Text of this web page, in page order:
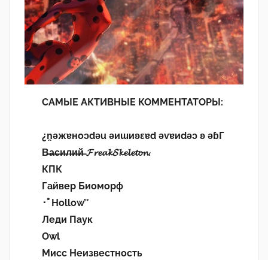
САМЫЕ АКТИВНЫЕ КОММЕНТАТОРЫ:
¿n̯ǝжɐноɔdǝu ǝиɯиʚεɐd ǝvɐиdǝɔ ʚ ǝɓГ
В̶а̶с̶и̶л̶и̶й̶ 𝓕𝓻𝓮𝓪𝓴𝓢𝓴𝓮𝓵𝓮𝓽𝓸𝓷.
КПК
Гайвер Биоморф
･ﾟHollow’°
Леди Паук
Owl
Мисс Неизвестность